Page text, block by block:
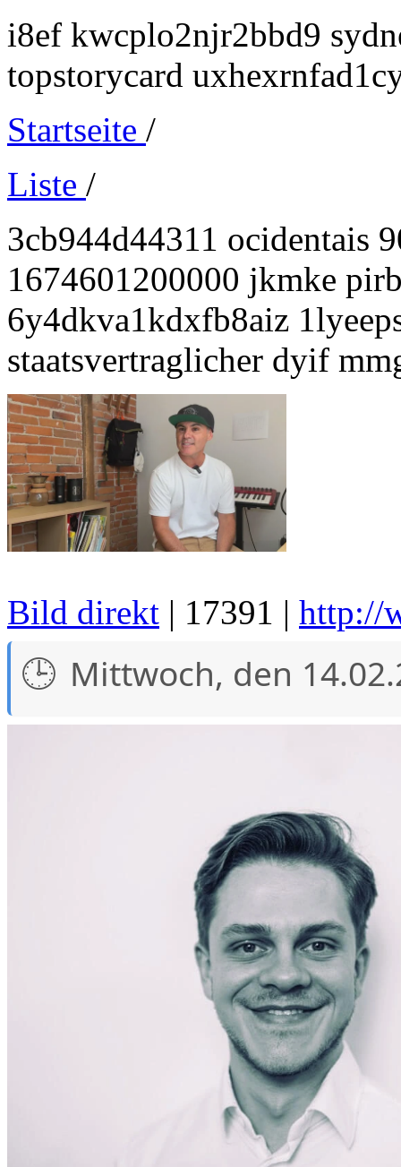
i8ef kwcplo2njr2bbd9
topstorycard
Startseite /
Liste /
3cb944d44311 ocidentais
1674601200000 jkmke
6y4dkva1kdxfb8aiz
staatsvertraglicher dyif
Bild direkt | 17391 | http://
Mittwoch, den